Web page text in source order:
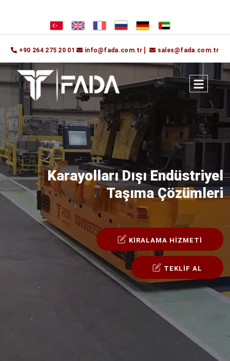
+90 264 275 20 01 info@fada.com.tr sales@fada.com.tr
Karayolları Dışı Endüstriyel
Taşıma Çözümleri
KİRALAMA HİZMETİ
TEKLİF AL